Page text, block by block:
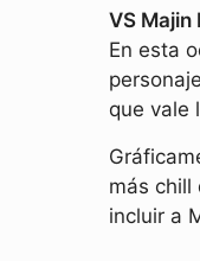
VS Majin
En esta
que vale
más chill
incluir a